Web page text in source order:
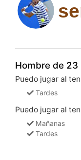
Hombre de 23
Puedo jugar al
Tardes
Puedo jugar al
Mañanas
Tardes